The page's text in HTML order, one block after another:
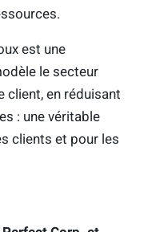
est une
le secteur
client, en réduisant
: une véritable
clients et pour les